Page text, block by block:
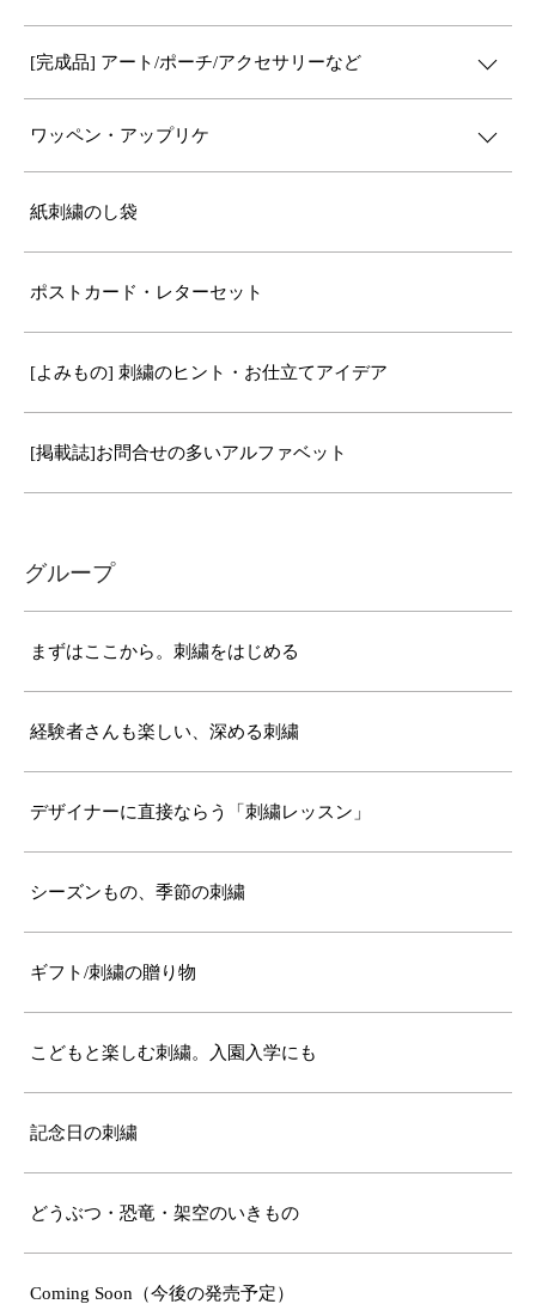
[完成品] アート/ポーチ/アクセサリーなど
ワッペン・アップリケ
紙刺繍のし袋
ポストカード・レターセット
[よみもの] 刺繍のヒント・お仕立てアイデア
[掲載誌]お問合せの多いアルファベット
グループ
まずはここから。刺繍をはじめる
経験者さんも楽しい、深める刺繍
デザイナーに直接ならう「刺繍レッスン」
シーズンもの、季節の刺繍
ギフト/刺繍の贈り物
こどもと楽しむ刺繍。入園入学にも
記念日の刺繍
どうぶつ・恐竜・架空のいきもの
Coming Soon（今後の発売予定）